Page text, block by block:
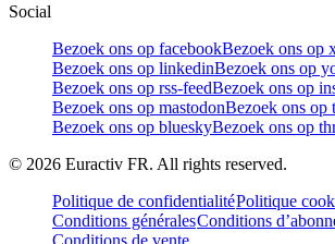
Social
Bezoek ons op facebookBezoek ons op
Bezoek ons op linkedinBezoek ons op
Bezoek ons op rss-feedBezoek ons op
Bezoek ons op mastodonBezoek ons op
Bezoek ons op blueskyBezoek ons op
© 2026 Euractiv FR. All rights reserved.
Politique de confidentialitéPolitique
Conditions généralesConditions
Conditions de vente